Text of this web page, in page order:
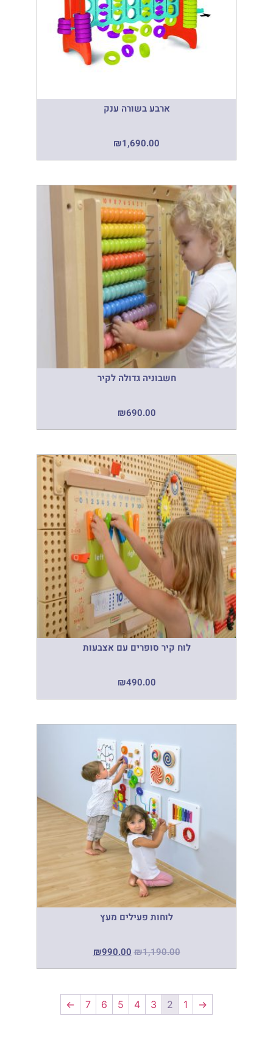
ארבע בשורה ענק
₪1,690.00
חשבוניה גדולה לקיר
₪690.00
לוח קיר סופרים עם אצבעות
₪490.00
לוחות פעילים מעץ
₪1,190.00
₪990.00
→
1
2
3
4
5
6
7
←